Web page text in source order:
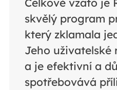
Celkově vzato je
skvělý program
který zklamala
Jeho uživatelské
a je efektivní a
spotřebovává